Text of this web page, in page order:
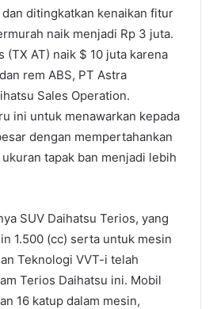
ditingkatkan kenaikan fitur
naik menjadi Rp 3 juta.
(TX AT) naik $ 10 juta karena
rem ABS, PT Astra
Sales Operation.
ini untuk menawarkan kepada
dengan mempertahankan
tapak ban menjadi lebih
SUV Daihatsu Terios, yang
1.500 (cc) serta untuk mesin
Teknologi VVT-i telah
Terios Daihatsu ini. Mobil
16 katup dalam mesin,